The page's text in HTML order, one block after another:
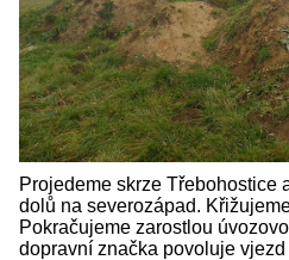
Projedeme skrze Třebohostice
dolů na severozápad.
Pokračujeme zarostlou
dopravní značka povoluje